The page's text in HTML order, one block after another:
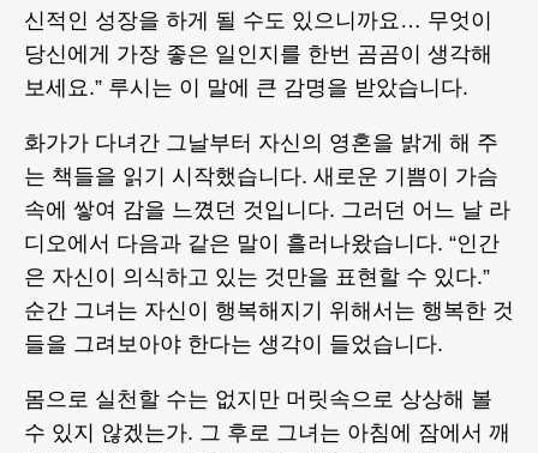
신적인 성장을 하게 될 수도 있으니까요… 무엇이
당신에게 가장 좋은 일인지를 한번 곰곰이 생각해
보세요.” 루시는 이 말에 큰 감명을 받았습니다.
화가가 다녀간 그날부터 자신의 영혼을 밝게 해 주
는 책들을 읽기 시작했습니다. 새로운 기쁨이 가슴
속에 쌓여 감을 느꼈던 것입니다. 그러던 어느 날 라
디오에서 다음과 같은 말이 흘러나왔습니다. “인간
은 자신이 의식하고 있는 것만을 표현할 수 있다.”
순간 그녀는 자신이 행복해지기 위해서는 행복한 것
들을 그려보아야 한다는 생각이 들었습니다.
몸으로 실천할 수는 없지만 머릿속으로 상상해 볼
수 있지 않겠는가. 그 후로 그녀는 아침에 잠에서 깨